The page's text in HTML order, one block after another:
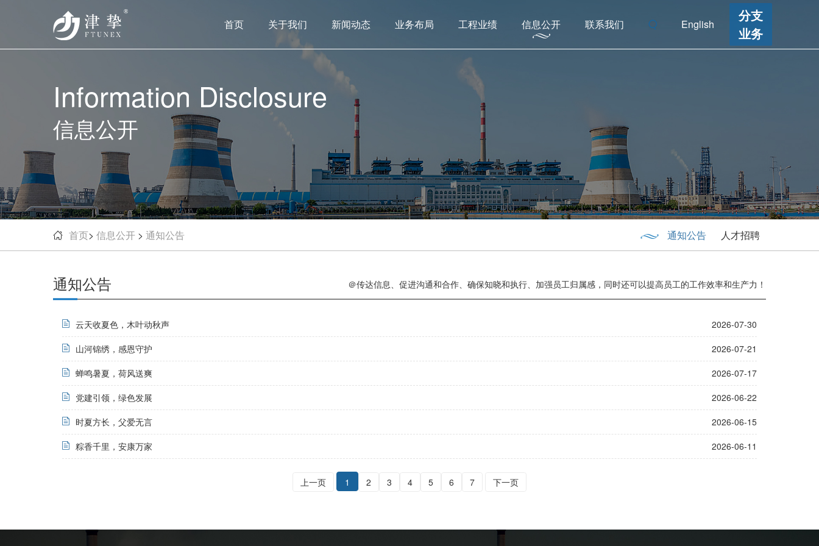
首页 关于我们 新闻动态 业务布局 工程业绩 信息公开 联系我们 English
分支
业务
Information Disclosure
信息公开
首页> 信息公开 > 通知公告 通知公告 人才招聘
通知公告 ＠传达信息、促进沟通和合作、确保知晓和执行、加强员工归属感，同时还可以提高员工的工作效率和生产力！
云天收夏色，木叶动秋声
2026-07-30
山河锦绣，感恩守护
2026-07-21
蝉鸣暑夏，荷风送爽
2026-07-17
党建引领，绿色发展
2026-06-22
时夏方长，父爱无言
2026-06-15
粽香千里，安康万家
2026-06-11
上一页 1 2 3 4 5 6 7 下一页